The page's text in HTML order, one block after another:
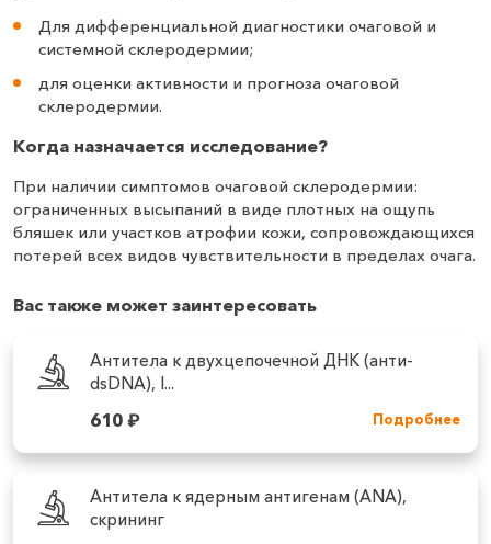
Для дифференциальной диагностики очаговой и
системной склеродермии;
для оценки активности и прогноза очаговой
склеродермии.
Когда назначается исследование?
При наличии симптомов очаговой склеродермии:
ограниченных высыпаний в виде плотных на ощупь
бляшек или участков атрофии кожи, сопровождающихся
потерей всех видов чувствительности в пределах очага.
Вас также может заинтересовать
Антитела к двухцепочечной ДНК (анти-
dsDNA), I...
610₽ Подробнее
Антитела к ядерным антигенам (ANA),
скрининг